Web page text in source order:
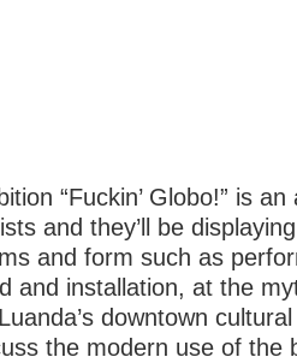
“Fuckin’ Globo!” is
and they’ll be
and form such as
and installation, at the
downtown
the modern use of the